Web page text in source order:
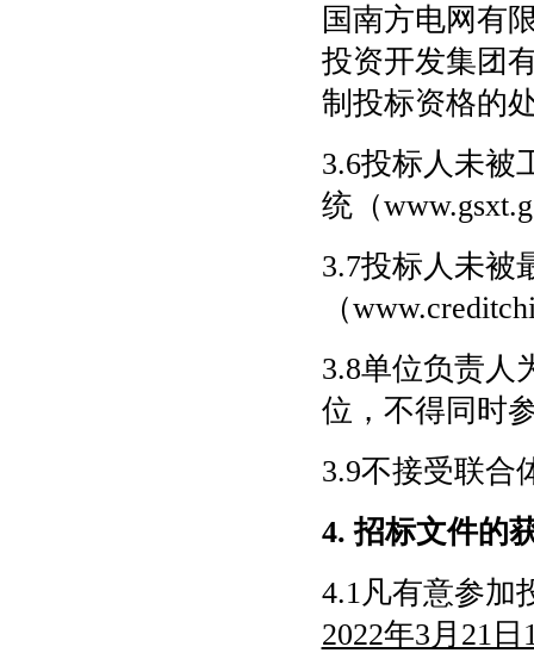
国南方电网有
投资开发集团
制投标资格的
3.6投标人未被
统（
3.7投标人未被
（
3.8单位负责人
位，不得同时
3.9不接受联合
4. 招标文件的
4.1凡有意参加
2022年3月21